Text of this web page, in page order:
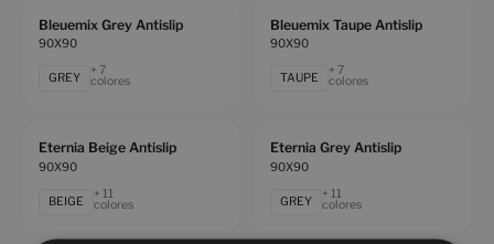
Bleuemix Grey Antislip
90X90
GREY
+ 7
colores
Bleuemix Taupe Antislip
90X90
TAUPE
+ 7
colores
Eternia Beige Antislip
90X90
BEIGE
+ 11
colores
Eternia Grey Antislip
90X90
GREY
+ 11
colores